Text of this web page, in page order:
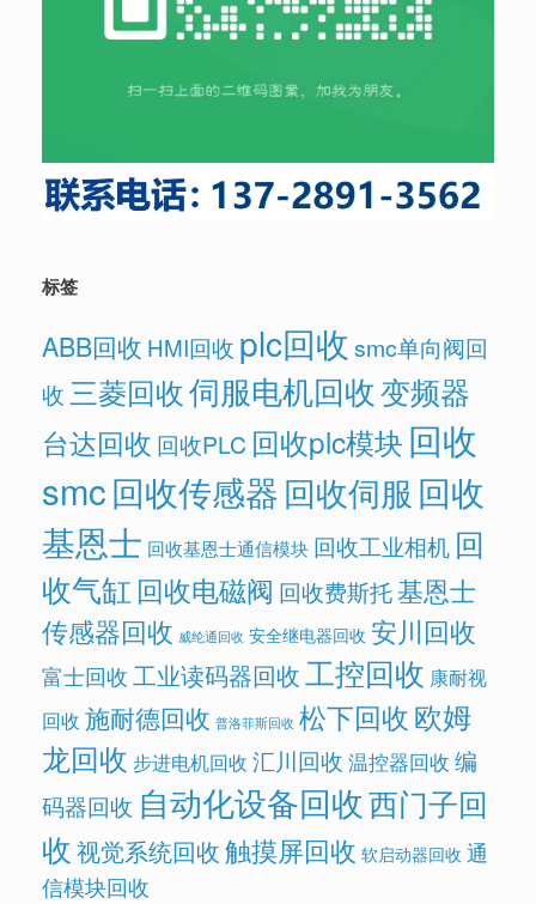
标签
ABB回收 HMI回收 plc回收 smc单向阀回
收三菱回收伺服电机回收变频器
台达回收 回收PLC 回收plc模块 回收
smc回收传感器回收伺服 回收
基恩士 回收基恩士通信模块 回收工业相机 回
收气缸 回收电磁阀 回收费斯托基恩士
传感器回收 威纶通回收 安全继电器回收 安川回收
富士回收工业读码器回收工控回收 康耐视
回收 施耐德回收 普洛菲斯回收 松下回收欧姆
龙回收 步进电机回收 汇川回收 温控器回收 编
码器回收 自动化设备回收西门子回
收视觉系统回收触摸屏回收 软启动器回收 通
信模块回收